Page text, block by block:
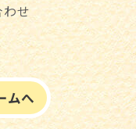
せ
ムへ